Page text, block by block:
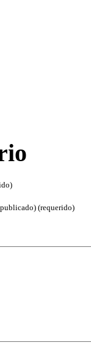
(requerido)